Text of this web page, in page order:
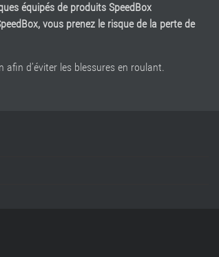
équipés de produits SpeedBox
vous prenez le risque de la perte de
afin d’éviter les blessures en roulant.